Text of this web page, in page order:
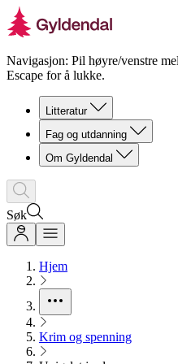
Navigasjon: Pil høyre/venstre
Escape for å lukke.
Litteratur
Fag og utdanning
Om Gyldendal
Søk
Hjem
Krim og spenning